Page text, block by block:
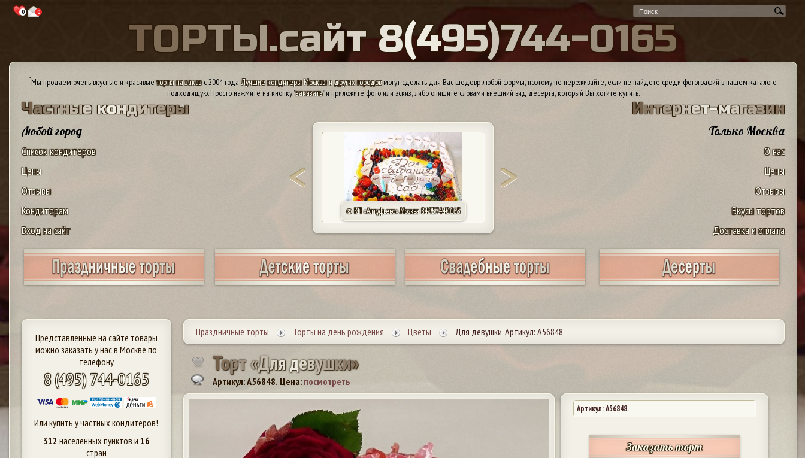
0 0
ТОРТЫ.сайт 8(495)744-0165
*Мы продаем очень вкусные и красивыеторты на заказс 2004 года.Лучшие кондитеры Москвы и других городовмогут сделать для Вас шедевр любой формы, поэтому не переживайте, если не найдете среди фотографий в нашем каталоге
подходящую. Просто нажмите на кнопку "заказать" и приложите фото или эскиз, либо опишите словами внешний вид десерта, который Вы хотите купить.
Частные кондитеры
Любой город
Список кондитеров
Цены
Отзывы
Кондитерам
Вход на сайт
Интернет-магазин
Только Москва
О нас
Цены
Отзывы
Вкусы тортов
Доставка и оплата
© КП «Алтуфьево». Москва 84957440165
Представленные на сайте товары
можно заказать у нас в Москве по
телефону
8 (495) 744-0165
Или купить у частных кондитеров!
312 населенных пунктов и 16
стран
Праздничные торты Торты на день рождения Цветы Для девушки. Артикул: А56848
Торт«Длядевушки»
Артикул: A56848. Цена: посмотреть
Артикул: A56848.
Заказать торт